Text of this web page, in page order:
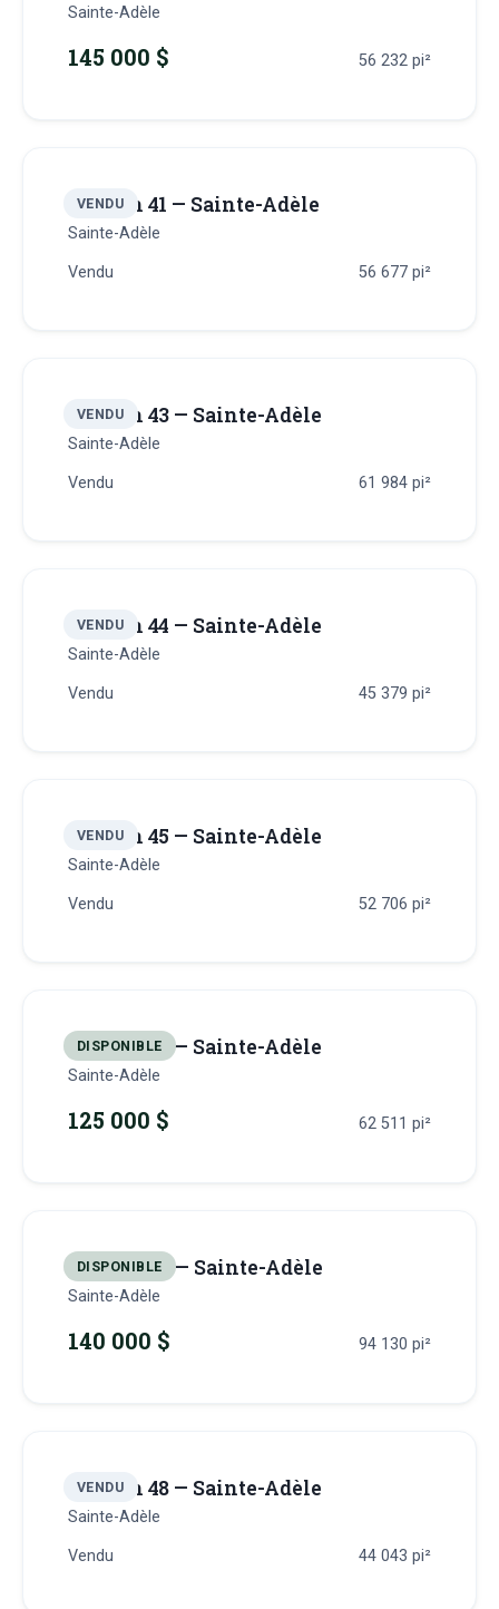
Sainte-Adèle
145 000 $ 56 232 pi²
VENDU
Terrain 41 — Sainte-Adèle
Sainte-Adèle
Vendu 56 677 pi²
VENDU
Terrain 43 — Sainte-Adèle
Sainte-Adèle
Vendu 61 984 pi²
VENDU
Terrain 44 — Sainte-Adèle
Sainte-Adèle
Vendu 45 379 pi²
VENDU
Terrain 45 — Sainte-Adèle
Sainte-Adèle
Vendu 52 706 pi²
DISPONIBLE
Terrain 46 — Sainte-Adèle
Sainte-Adèle
125 000 $ 62 511 pi²
DISPONIBLE
Terrain 47 — Sainte-Adèle
Sainte-Adèle
140 000 $ 94 130 pi²
VENDU
Terrain 48 — Sainte-Adèle
Sainte-Adèle
Vendu 44 043 pi²